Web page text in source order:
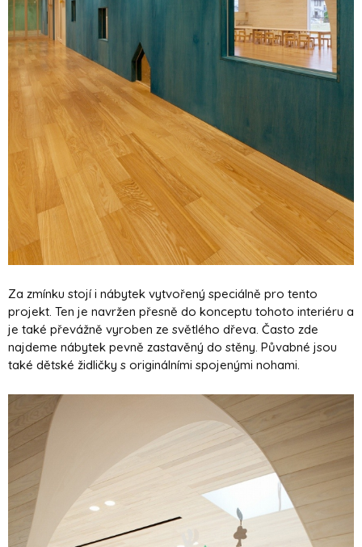
Za zmínku stojí i nábytek vytvořený speciálně pro tento
projekt. Ten je navržen přesně do konceptu tohoto interiéru a
je také převážně vyroben ze světlého dřeva. Často zde
najdeme nábytek pevně zastavěný do stěny. Půvabné jsou
také dětské židličky s originálními spojenými nohami.